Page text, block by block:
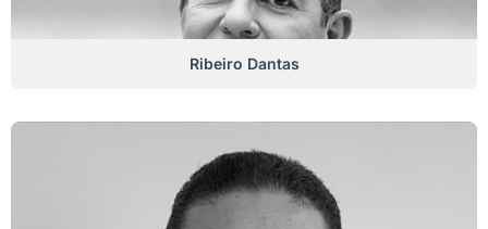
Ribeiro Dantas